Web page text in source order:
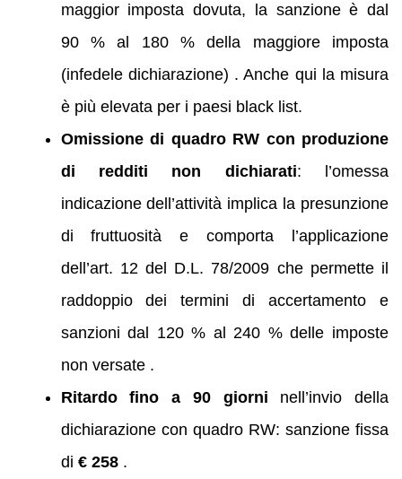
maggior imposta dovuta, la sanzione è dal
90 % al 180 % della maggiore imposta
(infedele dichiarazione) . Anche qui la misura
è più elevata per i paesi black list.
Omissione di quadro RW con produzione
di redditi non dichiarati: l’omessa
indicazione dell’attività implica la presunzione
di fruttuosità e comporta l’applicazione
dell’art. 12 del D.L. 78/2009 che permette il
raddoppio dei termini di accertamento e
sanzioni dal 120 % al 240 % delle imposte
non versate .
Ritardo fino a 90 giorni nell’invio della
dichiarazione con quadro RW: sanzione fissa
di € 258.